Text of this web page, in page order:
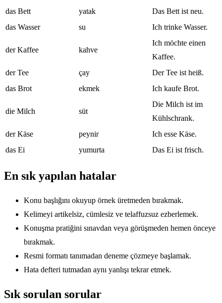
das Bett
yatak
Das Bett ist neu.
das Wasser
su Ich trinke Wasser.
der Kaffee kahve
Ich möchte einen
Kaffee.
der Tee
çay
Der Tee ist heiß.
das Brot
ekmek Ich kaufe Brot.
die Milch süt
Die Milch ist im
Kühlschrank.
der Käse
peynir
Ich esse Käse.
das Ei
yumurta Das Ei ist frisch.
En sık yapılan hatalar
Konu başlığını okuyup örnek üretmeden bırakmak.
Kelimeyi artikelsiz, cümlesiz ve telaffuzsuz ezberlemek.
Konuşma pratiğini sınavdan veya görüşmeden hemen önceye
bırakmak.
Resmi formatı tanımadan deneme çözmeye başlamak.
Hata defteri tutmadan aynı yanlışı tekrar etmek.
Sık sorulan sorular